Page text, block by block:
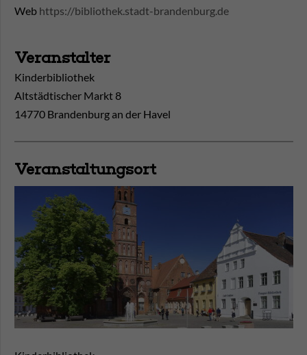
Web https://bibliothek.stadt-brandenburg.de
Veranstalter
Kinderbibliothek
Altstädtischer Markt 8
14770 Brandenburg an der Havel
Veranstaltungsort